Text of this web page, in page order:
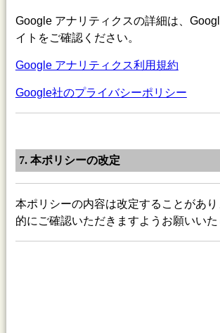
Google アナリティクスの詳細は、
イトをご確認ください。
Google アナリティクス利用規約
Google社のプライバシーポリシー
7. 本ポリシーの改定
本ポリシーの内容は改定することがあ
的にご確認いただきますようお願いいた